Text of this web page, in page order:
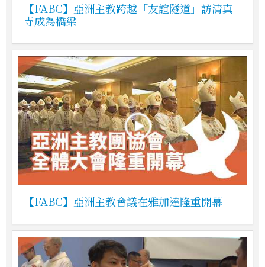
【FABC】亞洲主教跨越「友誼隧道」訪清真
寺成為橋梁
【FABC】亞洲主教會議在雅加達隆重開幕